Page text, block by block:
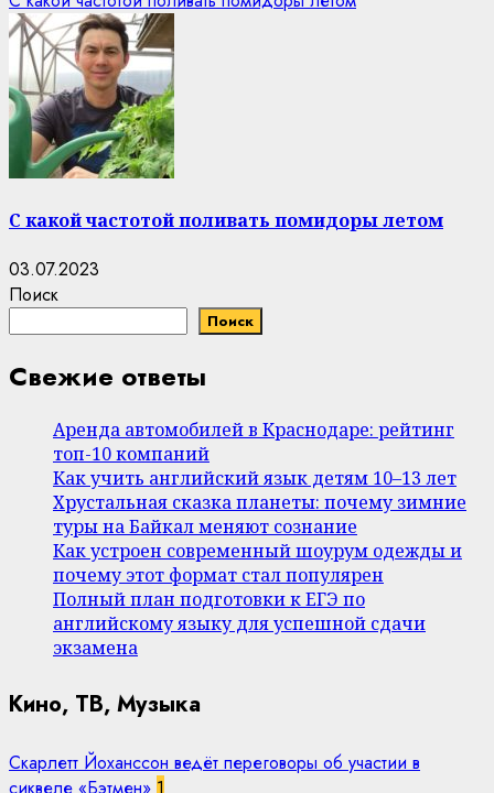
С какой частотой поливать помидоры летом
03.07.2023
Поиск
Поиск
Свежие ответы
Аренда автомобилей в Краснодаре: рейтинг
топ-10 компаний
Как учить английский язык детям 10–13 лет
Хрустальная сказка планеты: почему зимние
туры на Байкал меняют сознание
Как устроен современный шоурум одежды и
почему этот формат стал популярен
Полный план подготовки к ЕГЭ по
английскому языку для успешной сдачи
экзамена
Кино, ТВ, Музыка
Скарлетт Йоханссон ведёт переговоры об участии в
сиквеле «Бэтмен» 1